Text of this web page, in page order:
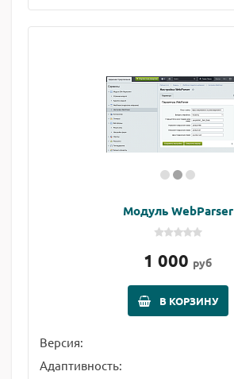
Модуль WebParser
1 000 руб
В КОРЗИНУ
Версия:
Адаптивность: